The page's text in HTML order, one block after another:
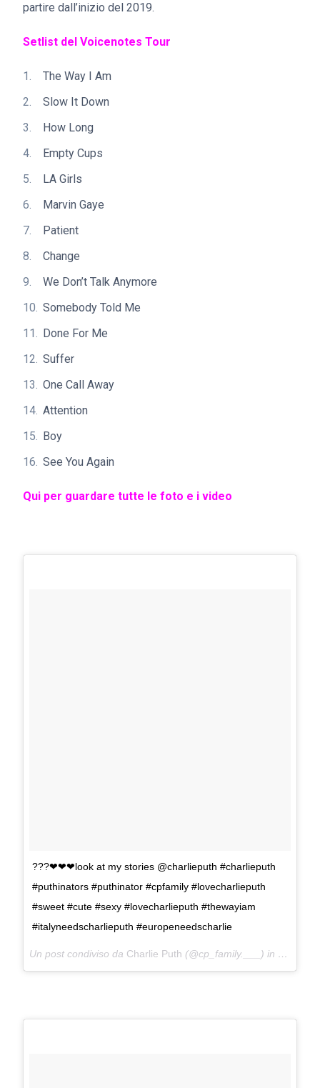
partire dall’inizio del 2019.
Setlist del Voicenotes Tour
The Way I Am
Slow It Down
How Long
Empty Cups
LA Girls
Marvin Gaye
Patient
Change
We Don’t Talk Anymore
Somebody Told Me
Done For Me
Suffer
One Call Away
Attention
Boy
See You Again
Qui per guardare tutte le foto e i video
???❤❤❤look at my stories @charlieputh #charlieputh
#puthinators #puthinator #cpfamily #lovecharlieputh
#sweet #cute #sexy #lovecharlieputh #thewayiam
#italyneedscharlieputh #europeneedscharlie
Un post condiviso da Charlie Puth (@cp_family.___) in data: